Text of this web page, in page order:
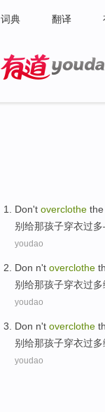
词典 翻译
Don't overclothe the
别给那孩子穿衣过
youdao
Don n't overclothe
别给那孩子穿衣过多
youdao
Don n't overclothe
别给那孩子穿衣过多
youdao